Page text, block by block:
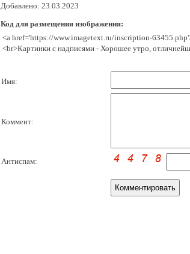
Добавлено: 23.03.2023
Код для размещения изображения:
<a href='https://www.imagetext.ru/inscription-
<br>Картинки с надписями - Хорошее утро,
Имя:
Коммент:
Антиспам: